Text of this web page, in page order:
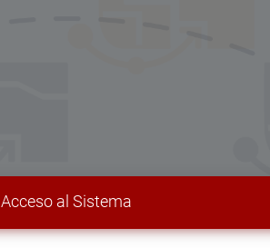
Acceso al Sistema